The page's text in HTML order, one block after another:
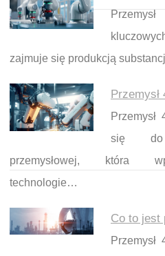
zajmuje się produkcją
się do
przemysłowej, która
technologie…
Co to jest
Nawigacja wpisu